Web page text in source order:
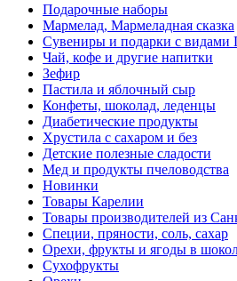
Подарочные наборы
Мармелад, Мармеладная сказка
Сувениры и подарки с видами
Чай, кофе и другие напитки
Зефир
Пастила и яблочный сыр
Конфеты, шоколад, леденцы
Диабетические продукты
Хрустила с сахаром и без
Детские полезные сладости
Мед и продукты пчеловодства
Новинки
Товары Карелии
Товары производителей из
Специи, пряности, соль, сахар
Орехи, фрукты и ягоды в
Сухофрукты